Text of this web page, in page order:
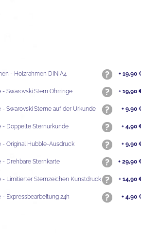
- Holzrahmen DIN A4 + 19,90
- Swarovski Stern Ohrringe + 19,90
- Swarovski Sterne auf der Urkunde + 9,90
- Doppelte Sternurkunde + 4,90
- Original Hubble-Ausdruck + 9,90
- Drehbare Sternkarte + 29,90
- Limitierter Sternzeichen Kunstdruck + 14,90
- Expressbearbeitung 24h + 4,90